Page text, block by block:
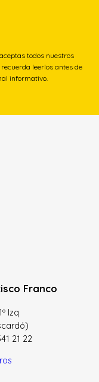
todos nuestros
leerlos antes de
informativo.
Franco
Izq
21 22